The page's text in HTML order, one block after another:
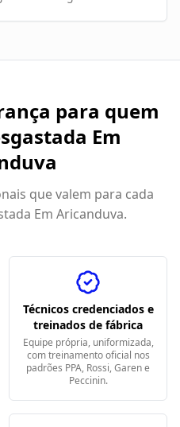
para quem
Em
que valem para cada
Em Aricanduva.
Técnicos credenciados e
treinados de fábrica
Equipe própria, uniformizada,
com treinamento oficial nos
padrões PPA, Rossi, Garen e
Peccinin.